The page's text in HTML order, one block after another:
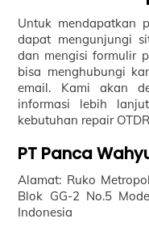
Untuk mendapatkan
dapat mengunjungi
dan mengisi formulir
bisa menghubungi
email. Kami akan
informasi lebih
kebutuhan repair
PT Panca
Alamat: Ruko
Blok GG-2 No.5
Indonesia